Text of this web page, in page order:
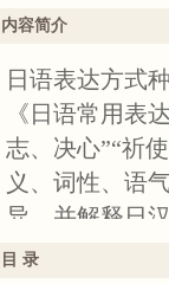
内容简介
日语表达方式
《日语常用表
志、决心”“祈
义、词性、语
异，并解释日
文中无法涵盖
目 录